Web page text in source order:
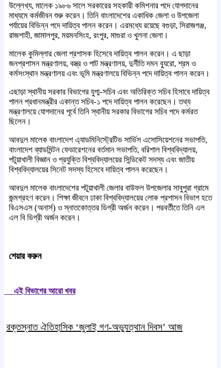
উল্লেখ্য, মালেক ১৯৮৬ সালে সরকারের সহকারী কমিশনার পদে যোগদানের
মাধ্যমে কর্মজীবন শুরু করেন। তিনি বাংলাদেশের একাধিক জেলা ও উপজেলা
পর্যায়ের বিভিন্ন পদে দায়িত্ব পালন করেন। এরমধ্যে রয়েছে বগুড়া, সিরাজগঞ্জ,
রাজশাহী, জামালপুর, ময়মনসিংহ, রংপুর, মাগুরা ও খুলনা জেলা।
মালেক কুমিল্লার জেলা প্রশাসক হিসেবে দায়িত্ব পালন করেন। এ ছাড়া
জনপ্রশাসন মন্ত্রণালয়, বস্ত্র ও পাট মন্ত্রণালয়, দুর্নীতি দমন ব্যুরো, শ্রম ও
কর্মসংস্থান মন্ত্রণালয় এবং ভূমি মন্ত্রণালয়ে বিভিন্ন পদে দায়িত্ব পালন করেন।
এছাড়া স্থানীয় সরকার বিভাগের যুগ্ম-সচিব এবং অতিরিক্ত সচিব হিসাবে দায়িত্ব
পালন প্রধানমন্ত্রীর একান্ত সচিব-১ পদে দায়িত্ব পালন করেছেন। তথ্য
মন্ত্রণালয়ে যোগদানের পূর্বে তিনি স্থানীয় সরকার বিভাগের সচিব পদে কর্মরত
ছিলেন।
আবদুল মালেক বাংলাদেশ এ্যাডমিনিস্ট্রেটিভ সার্ভিস এসোসিয়েশনের সভাপতি,
বাংলাদেশ ব্যাডমিন্টন ফেডারেশনের বর্তমান সভাপতি, বরিশাল বিশ্ববিদ্যালয়,
পটুয়াখালী বিজ্ঞান ও প্রযুক্তি বিশ্ববিদ্যালয়ের সিন্ডিকেট সদস্য এবং জাতীয়
বিশ্ববিদ্যালয়ের সিনেট সদস্য হিসেবে দায়িত্ব পালন করেছেন।
আবদুল মালেক বাংলাদেশের পটুয়াখালী জেলার বাউফল উপজেলার সাবুপুরা গ্রামে
জন্মগ্রহণ করেন। শিক্ষা জীবনে ঢাকা বিশ্ববিদ্যালয়ের লোক প্রশাসন বিভাগ হতে
বিএসএস (অনার্স) ও স্নাতকোত্তর ডিগ্রী অর্জন করেন। পরবর্তীতে তিনি এল
এল বি ডিগ্রী অর্জন করেন।
শেয়ার করুন
এই বিভাগের আরো খবর
রক্তস্নাত ঐতিহাসিক ‌‘জুলাই গণ-অভ্যুত্থান দিবস’ আজ